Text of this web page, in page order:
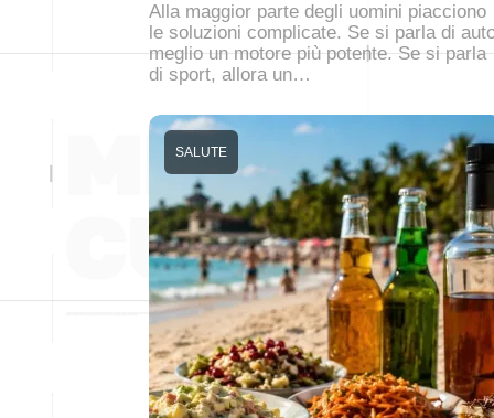
Alla maggior parte degli uomini piacciono
le soluzioni complicate. Se si parla di
meglio un motore più potente. Se si parla
di sport, allora un…
SALUTE